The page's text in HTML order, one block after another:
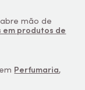
mão de
em produtos de
Perfumaria,